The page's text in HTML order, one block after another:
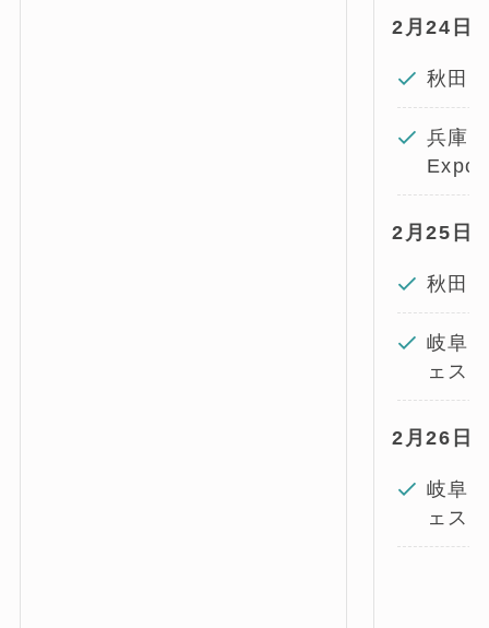
2月24日(
秋田
兵庫
Expo
2月25日(
秋田
岐阜
ェス
2月26日(
岐阜
ェス